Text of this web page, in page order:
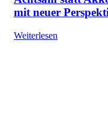
mit neuer
Weiterlesen